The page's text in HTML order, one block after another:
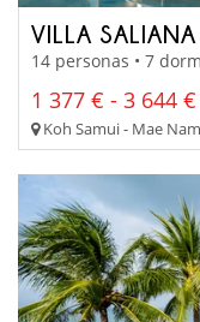
VILLA SALIANA
14 personas • 7
1 377 € - 3 644 €
Koh Samui - Mae